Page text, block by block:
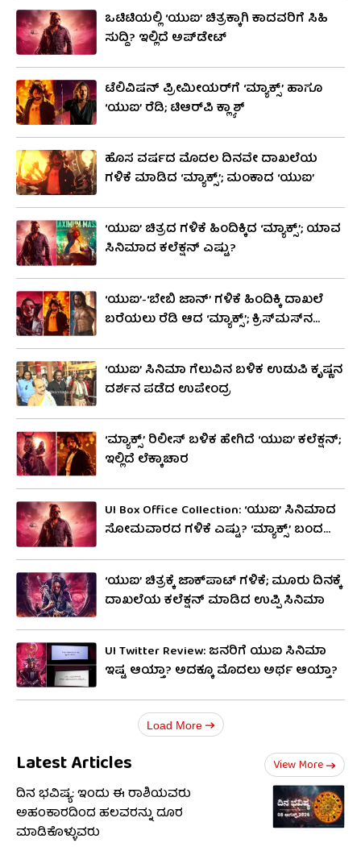
ಎಂಬುದನ್ನು ಕಾದು ನೋಡಬೇಕಿದೆ
ಒಟಿಟಿಯಲ್ಲಿ ‘ಯುಐ’ ಚಿತ್ರಕ್ಕಾಗಿ ಕಾದವರಿಗೆ ಸಿಹಿ
ಸುದ್ದಿ? ಇಲ್ಲಿದೆ ಅಪ್​ಡೇಟ್
ಟೆಲಿವಿಷನ್ ಪ್ರೀಮೀಯರ್​ಗೆ ‘ಮ್ಯಾಕ್ಸ್’ ಹಾಗೂ
‘ಯುಐ’ ರೆಡಿ; ಟಿಆರ್​ಪಿ ಕ್ಲ್ಯಾಶ್
ಹೊಸ ವರ್ಷದ ಮೊದಲ ದಿನವೇ ದಾಖಲೆಯ
ಗಳಿಕೆ ಮಾಡಿದ ‘ಮ್ಯಾಕ್ಸ್’; ಮಂಕಾದ ‘ಯುಐ’
‘ಯುಐ’ ಚಿತ್ರದ ಗಳಿಕೆ ಹಿಂದಿಕ್ಕಿದ ‘ಮ್ಯಾಕ್ಸ್’; ಯಾವ
ಸಿನಿಮಾದ ಕಲೆಕ್ಷನ್ ಎಷ್ಟು?
‘ಯುಐ’-‘ಬೇಬಿ ಜಾನ್’ ಗಳಿಕೆ ಹಿಂದಿಕ್ಕಿ ದಾಖಲೆ
ಬರೆಯಲು ರೆಡಿ ಆದ ‘ಮ್ಯಾಕ್ಸ್’; ಕ್ರಿಸ್​ಮಸ್​ನ​
‘ಯುಐ’ ಸಿನಿಮಾ ಗೆಲುವಿನ ಬಳಿಕ ಉಡುಪಿ ಕೃಷ್ಣನ
ದರ್ಶನ ಪಡೆದ ಉಪೇಂದ್ರ
‘ಮ್ಯಾಕ್ಸ್’ ರಿಲೀಸ್ ಬಳಿಕ ಹೇಗಿದೆ ‘ಯುಐ’ ಕಲೆಕ್ಷನ್;
ಇಲ್ಲಿದೆ ಲೆಕ್ಕಾಚಾರ
UI Box Office Collection: ‘ಯುಐ’ ಸಿನಿಮಾದ
ಸೋಮವಾರದ ಗಳಿಕೆ ಎಷ್ಟು? ‘ಮ್ಯಾಕ್ಸ್​’ ಬಂದ
‘ಯುಐ’ ಚಿತ್ರಕ್ಕೆ ಜಾಕ್​ಪಾಟ್ ಗಳಿಕೆ​; ಮೂರು ದಿನಕ್ಕೆ
ದಾಖಲೆಯ ಕಲೆಕ್ಷನ್ ಮಾಡಿದ ಉಪ್ಪಿ ಸಿನಿಮಾ
UI Twitter Review: ಜನರಿಗೆ ಯುಐ ಸಿನಿಮಾ
ಇಷ್ಟ ಆಯ್ತಾ? ಅದಕ್ಕೂ ಮೊದಲು ಅರ್ಥ ಆಯ್ತಾ?
Load More
Latest Articles View More
ದಿನ ಭವಿಷ್ಯ: ಇಂದು ಈ ರಾಶಿಯವರು
ಅಹಂಕಾರದಿಂದ ಹಲವರನ್ನು ದೂರ
ಮಾಡಿಕೊಳ್ಳುವರು